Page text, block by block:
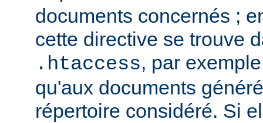
documents concernés ;
cette directive se trouve
.htaccess, par
qu'aux documents
répertoire considéré. Si